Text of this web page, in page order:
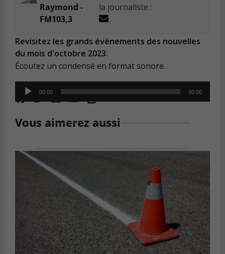
Raymond -
FM103,3
la journaliste :
Revisitez les grands événements des nouvelles
du mois d'octobre 2023.
Écoutez un condensé en format sonore.
Audio
Player
00:00 00:00
Vous aimerez aussi